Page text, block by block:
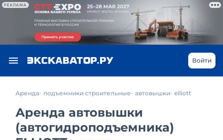
РЕКЛАМА
Войти
Аренда подъемники строительные автовышки elliott
Аренда автовышки
(автогидроподъемника)